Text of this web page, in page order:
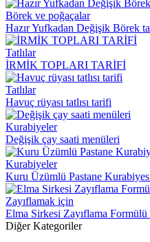
Börek ve poğaçalar
Hazır Yufkadan Değişik Börek
Tatlılar
İRMİK TOPLARI TARİFİ
Tatlılar
Havuç rüyası tatlısı tarifi
Kurabiyeler
Değişik çay saati menüleri
Kurabiyeler
Kuru Üzümlü Pastane
Zayıflamak için
Elma Sirkesi Zayıflama
Diğer Kategoriler